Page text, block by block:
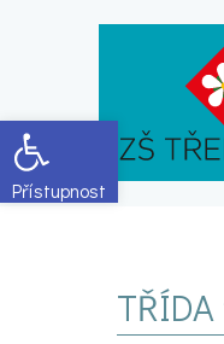
Open toolbar